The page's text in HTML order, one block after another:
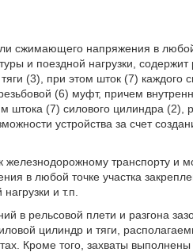
сжимающего напряжения в
и поездной нагрузки,
(3), при этом шток (7) каждого
(6) муфт, причем
штока (7) силового цилиндра (2),
устройства за счет
транспорту и
в любой точке участка
и т.п.
в рельсовой плети и разгона
цилиндр и тяги,
Кроме того, захваты